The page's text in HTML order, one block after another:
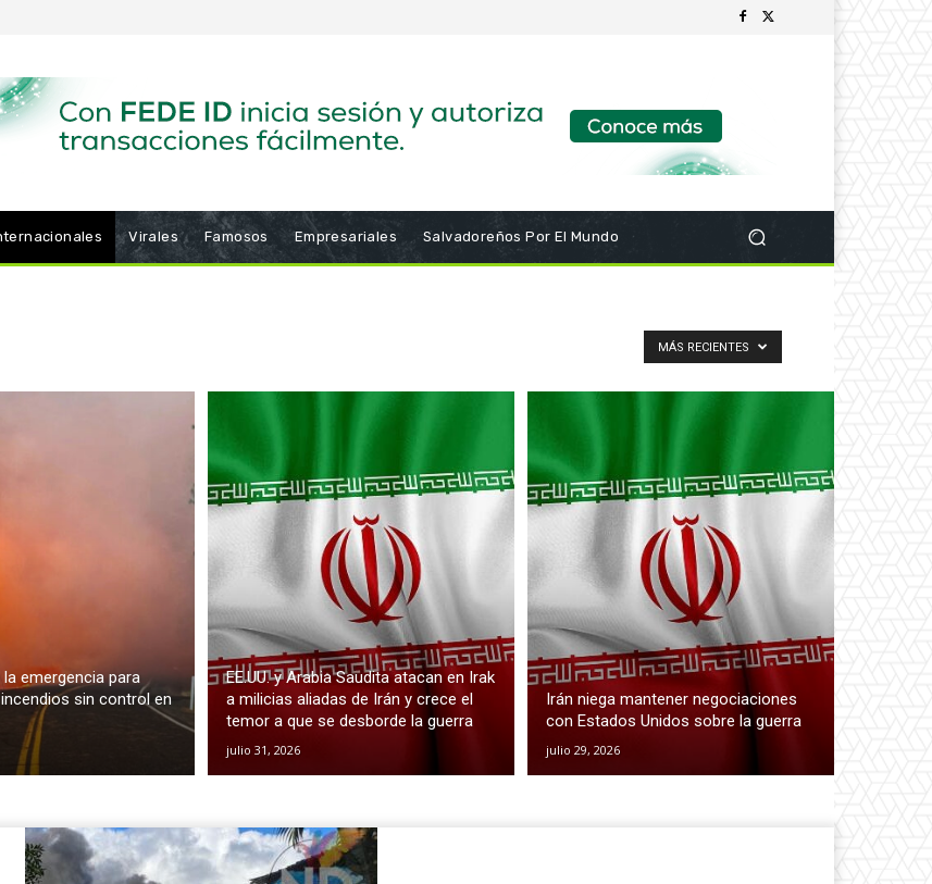
Virales Famosos Empresariales Salvadoreños Por El Mundo
MÁS RECIENTES
la emergencia para
sin control en
EE.UU. y Arabia Saudita atacan en Irak
a milicias aliadas de Irán y crece el
temor a que se desborde la guerra
julio 31, 2026
Irán niega mantener negociaciones
con Estados Unidos sobre la guerra
julio 29, 2026